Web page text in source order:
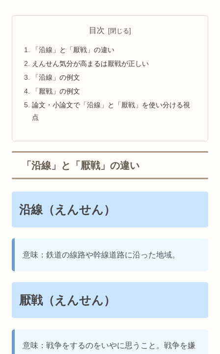
目次
「沿線」と「厭戦」の違い
えんせん気分が高まるは厭戦が正しい
「沿線」の例文
「厭戦」の例文
論文・小論文で「沿線」と「厭戦」を使い分ける視
点
「沿線」と「厭戦」の違い
沿線（えんせん）
意味：鉄道の線路や幹線道路に沿った地域。
厭戦（えんせん）
意味：戦争をするのをいやに思うこと。戦争を嫌